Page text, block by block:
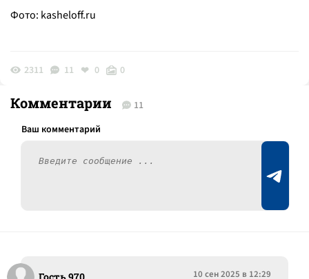
Фото: kasheloff.ru
2311 11 0 0
Комментарии 11
10 сен 2025 в 12:29